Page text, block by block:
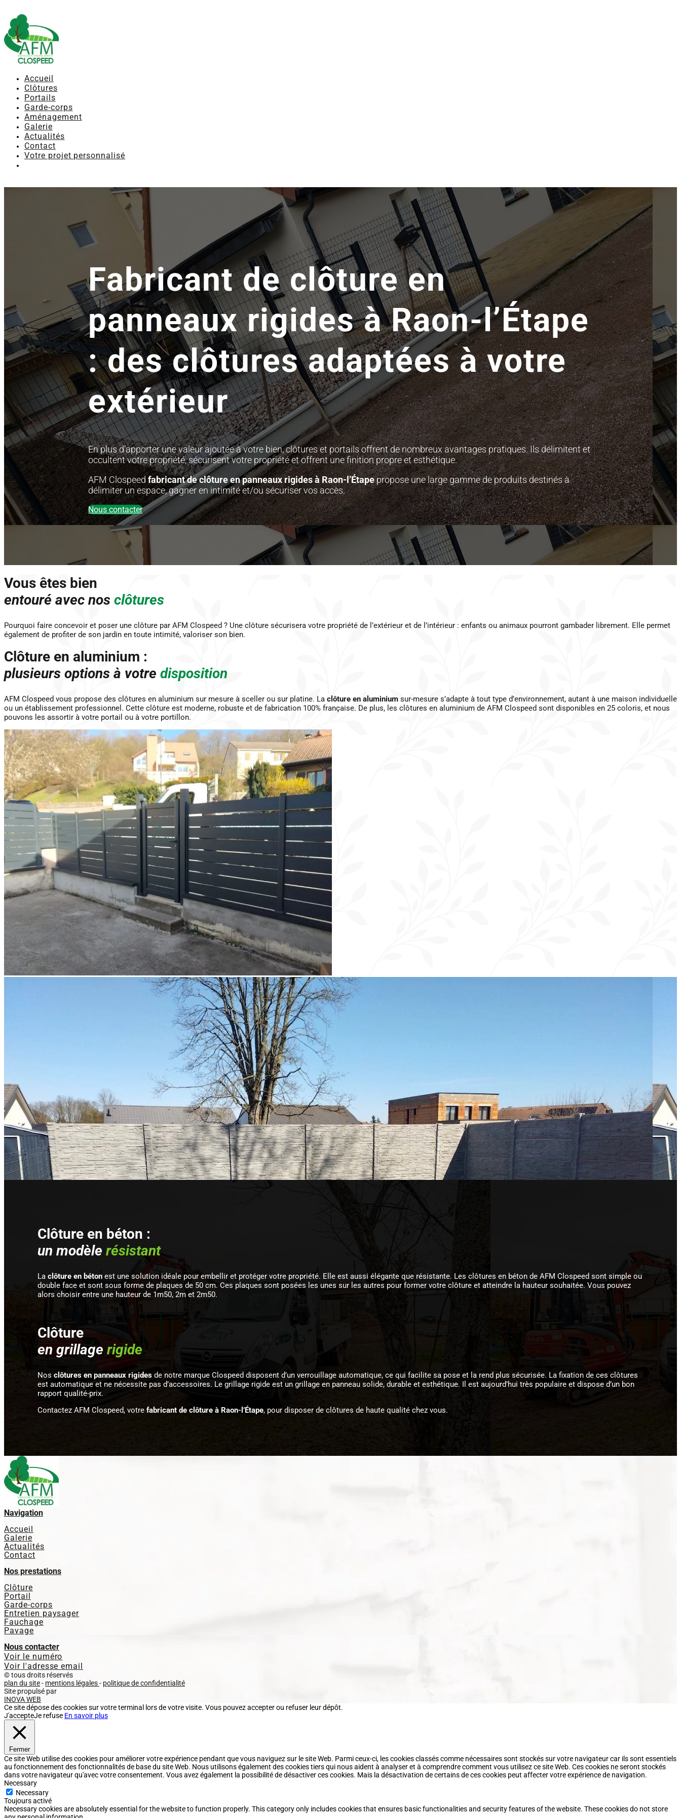
Accueil
Clôtures
Portails
Garde-corps
Aménagement
Galerie
Actualités
Contact
Votre projet personnalisé
Fabricant de clôture en
panneaux rigides à Raon-l’Étape
: des clôtures adaptées à votre
extérieur
En plus d’apporter une valeur ajoutée à votre bien, clôtures et portails offrent de nombreux avantages pratiques. Ils délimitent et
occultent votre propriété, sécurisent votre propriété et offrent une finition propre et esthétique.
AFM Clospeedfabricant de clôture en panneaux rigides à Raon-l’Étapepropose une large gamme de produits destinés à
délimiter un espace, gagner en intimité et/ou sécuriser vos accès.
Nous contacter
Vous êtes bien
entouré avec nos clôtures
Pourquoi faire concevoir et poser une clôture par AFM Clospeed ? Une clôture sécurisera votre propriété de l’extérieur et de l’intérieur : enfants ou animaux pourront gambader librement. Elle permet
également de profiter de son jardin en toute intimité, valoriser son bien.
Clôture en aluminium :
plusieurs options à votre disposition
AFM Clospeed vous propose des clôtures en aluminium sur mesure à sceller ou sur platine. La clôture en aluminium sur-mesure s’adapte à tout type d’environnement, autant à une maison individuelle
ou un établissement professionnel. Cette clôture est moderne, robuste et de fabrication 100% française. De plus, les clôtures en aluminium de AFM Clospeed sont disponibles en 25 coloris, et nous
pouvons les assortir à votre portail ou à votre portillon.
Clôture en béton :
un modèlerésistant
Laclôture en béton est une solution idéale pour embellir et protéger votre propriété. Elle est aussi élégante que résistante. Les clôtures en béton de AFM Clospeed sont simple ou
double face et sont sous forme de plaques de 50 cm. Ces plaques sont posées les unes sur les autres pour former votre clôture et atteindre la hauteur souhaitée. Vous pouvez
alors choisir entre une hauteur de 1m50, 2m et 2m50.
Clôture
en grillagerigide
Nosclôtures en panneaux rigides de notre marque Clospeed disposent d’un verrouillage automatique, ce qui facilite sa pose et la rend plus sécurisée. La fixation de ces clôtures
est automatique et ne nécessite pas d’accessoires. Le grillage rigide est un grillage en panneau solide, durable et esthétique. Il est aujourd’hui très populaire et dispose d’un bon
rapport qualité-prix.
Contactez AFM Clospeed, votrefabricant de clôture à Raon-l’Étape, pour disposer de clôtures de haute qualité chez vous.
Navigation
Accueil
Galerie
Actualités
Contact
Nos prestations
Clôture
Portail
Garde-corps
Entretien paysager
Fauchage
Pavage
Nous contacter
Voir le numéro
Voir l'adresse email
© tous droits réservés
plan du site- mentions légales- politique de confidentialité
Site propulsé par
INOVA WEB
Ce site dépose des cookies sur votre terminal lors de votre visite. Vous pouvez accepter ou refuser leur dépôt.
J'accepteJe refuse En savoir plus
Fermer
Ce site Web utilise des cookies pour améliorer votre expérience pendant que vous naviguez sur le site Web. Parmi ceux-ci, les cookies classés comme nécessaires sont stockés sur votre navigateur car ils sont essentiels
au fonctionnement des fonctionnalités de base du site Web. Nous utilisons également des cookies tiers qui nous aident à analyser et à comprendre comment vous utilisez ce site Web. Ces cookies ne seront stockés
dans votre navigateur qu'avec votre consentement. Vous avez également la possibilité de désactiver ces cookies. Mais la désactivation de certains de ces cookies peut affecter votre expérience de navigation.
Necessary
Necessary
Toujours activé
Necessary cookies are absolutely essential for the website to function properly. This category only includes cookies that ensures basic functionalities and security features of the website. These cookies do not store